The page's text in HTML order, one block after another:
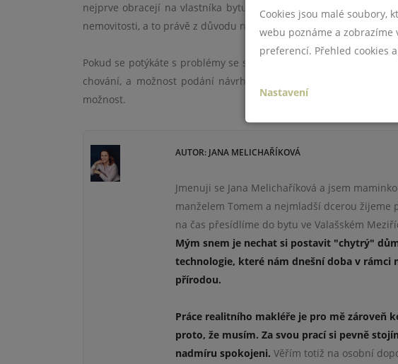
nejprve obracejí na vlastníka bytu, ale pokud kroky učiněné
nemovitosti, a to právě z důvodu nevhodných nájemníků.
Pokud se potýkáte s problémy se sousedy, snažte se nejprve
chování, a možnost podání návrhu na nařízení prodeje
možnost.
AUTOR: JANA MELICHAŘÍKOVÁ
Jmenuji se Jana Melichaříková a jsem
manželem Tomem a nejmladší dcerou žijeme
na čas přesídlíme do bytu ve Valašském
Mým snem je nechat si postavit "chytrý"
technologie, které nám dnešní dobav rámci
přírodou.
Práce realitního makléře je pro mě zároveň
proto, že musím. Za svou prací si pevně
nadmíru spokojeni. Věřím totiž na osobní
Cookies jsou malé soubory,
webu poznáme a zobrazíme
preferencí. Přehled cookies
Nastavení